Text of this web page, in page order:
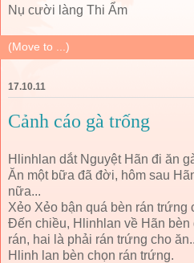
Nụ cười làng Thi Ẩm
17.10.11
Cảnh cáo gà trống
Hlinhlan dắt Nguyệt Hãn đi ăn
Ăn một bữa đã đời, hôm sau
nữa...
Xẻo Xẻo bận quá bèn rán trứng
Đến chiều, Hlinhlan về Hãn bèn
rán, hai là phải rán trứng cho
Hlinh lan bèn chọn rán trứng.